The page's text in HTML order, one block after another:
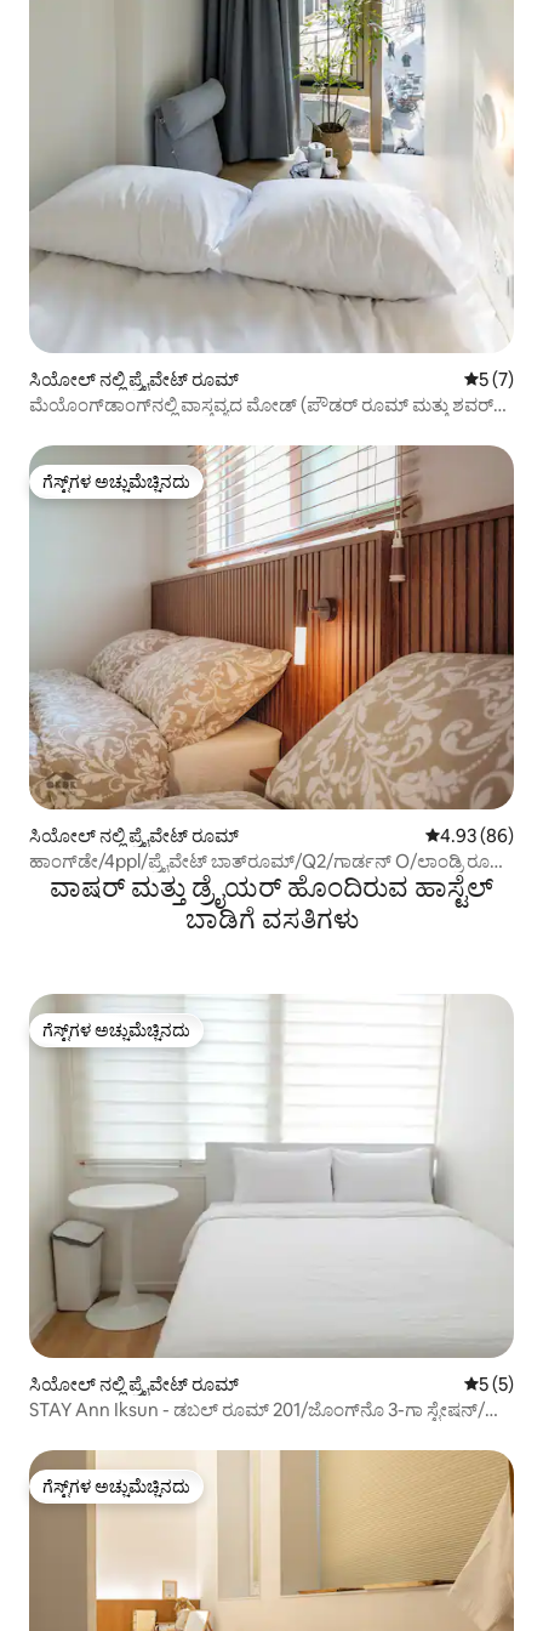
ಸಿಯೋಲ್ ನಲ್ಲಿ ಪ್ರೈವೇಟ್ ರೂಮ್ 5 ರಲ್ಲಿ 5
5 (7)
ಮೆಯೊಂಗ್‌ಡಾಂಗ್‌ನಲ್ಲಿ ವಾಸ್ತವ್ಯದ ಮೋಡ್ (ಪೌಡರ್ ರೂಮ್ ಮತ್ತು ಶವರ್
ಗೆಸ್ಟ್‌ಗಳ ಅಚ್ಚುಮೆಚ್ಚಿನದು
ಗೆಸ್ಟ್‌ಗಳ ಅಚ್ಚುಮೆಚ್ಚಿನದು
ಸಿಯೋಲ್ ನಲ್ಲಿ ಪ್ರೈವೇಟ್ ರೂಮ್ 5 ರಲ್ಲಿ 4.93
4.93 (86)
ಹಾಂಗ್‌ಡೇ/4ppl/ಪ್ರೈವೇಟ್ ಬಾತ್‌ರೂಮ್/Q2/ಗಾರ್ಡನ್ O/ಲಾಂಡ್ರಿ ರೂಮ್
O/ಕೆಫೆ/ವಿಶ್ವಕಪ್ ಸ್ಟೇಡಿಯಂ
ವಾಷರ್ ಮತ್ತು ಡ್ರೈಯರ್ ಹೊಂದಿರುವ ಹಾಸ್ಟೆಲ್
ಬಾಡಿಗೆ ವಸತಿಗಳು
ಗೆಸ್ಟ್‌ಗಳ ಅಚ್ಚುಮೆಚ್ಚಿನದು
ಗೆಸ್ಟ್‌ಗಳ ಅಚ್ಚುಮೆಚ್ಚಿನದು
ಸಿಯೋಲ್ ನಲ್ಲಿ ಪ್ರೈವೇಟ್ ರೂಮ್ 5 ರಲ್ಲಿ 5
5 (5)
STAY Ann Iksun - ಡಬಲ್ ರೂಮ್ 201/ಜೊಂಗ್‌ನೊ 3-ಗಾ ಸ್ಟೇಷನ್/
ಗೆಸ್ಟ್‌ಗಳ ಅಚ್ಚುಮೆಚ್ಚಿನದು
ಗೆಸ್ಟ್‌ಗಳ ಅಚ್ಚುಮೆಚ್ಚಿನದು